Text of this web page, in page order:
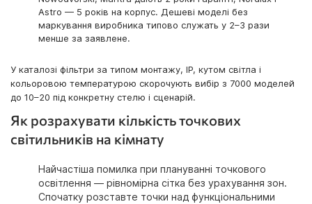
Astro — 5 років на корпус. Дешеві моделі без
маркування виробника типово служать у 2–3 рази
менше за заявлене.
У каталозі фільтри за типом монтажу, IP, кутом світла і
кольоровою температурою скорочують вибір з 7000 моделей
до 10–20 під конкретну стелю і сценарій.
Як розрахувати кількість точкових
світильників на кімнату
Найчастіша помилка при плануванні точкового
освітлення — рівномірна сітка без урахування зон.
Спочатку розставте точки над функціональними